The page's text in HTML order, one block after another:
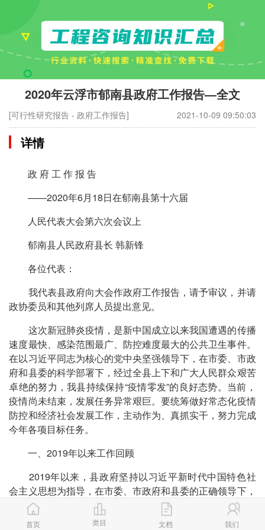
2020年云浮市郁南县政府工作报告—全文
[可行性研究报告 - 政府工作报告] 2021-10-09 09:50:03
详情
政 府 工 作 报 告
——2020年6月18日在郁南县第十六届
人民代表大会第六次会议上
郁南县人民政府县长 韩新锋
各位代表：
我代表县政府向大会作政府工作报告，请予审议，并请
政协委员和其他列席人员提出意见。
这次新冠肺炎疫情，是新中国成立以来我国遭遇的传播
速度最快、感染范围最广、防控难度最大的公共卫生事件。
在以习近平同志为核心的党中央坚强领导下，在市委、市政
府和县委的科学部署下，经过全县上下和广大人民群众艰苦
卓绝的努力，我县持续保持“疫情零发”的良好态势。当前，
疫情尚未结束，发展任务异常艰巨。要统筹做好常态化疫情
防控和经济社会发展工作，主动作为、真抓实干，努力完成
今年各项目标任务。
一、2019年以来工作回顾
2019年以来，县政府坚持以习近平新时代中国特色社
会主义思想为指导，在市委、市政府和县委的正确领导下，
在县人大、县政协的监督支持下，紧扣省委十二届历次全
会，市委六届四次、五次全会以及县十三届党代会三次会议
首页 类目 文档 我们